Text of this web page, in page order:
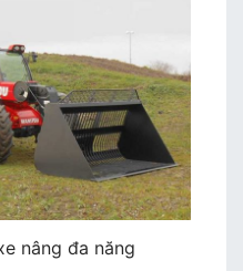
nâng đa năng